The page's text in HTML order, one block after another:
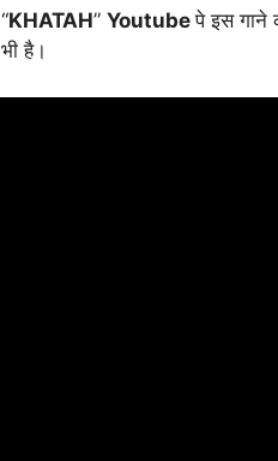
KHATAH” Youtubeपे इस गाने
भी है।